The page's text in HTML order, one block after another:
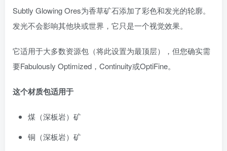
Subtly Glowing Ores为香草矿石添加了彩色和发光的轮廓。
发光不会影响其他块或世界，它只是一个视觉效果。
它适用于大多数资源包（将此设置为最顶层），但您确实需
要Fabulously Optimized，Continuity或OptiFine。
这个材质包适用于
煤（深板岩）矿
铜（深板岩）矿